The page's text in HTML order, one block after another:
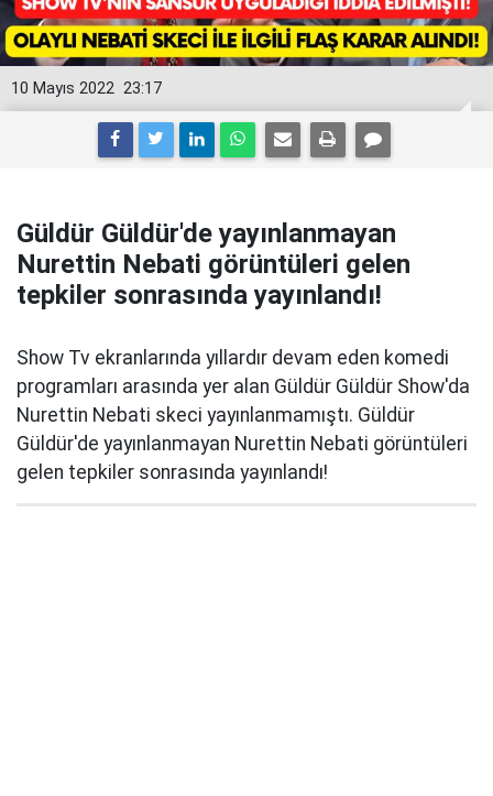
23:17
10 Mayıs 2022
Güldür Güldür'de yayınlanmayan
Nurettin Nebati görüntüleri gelen
tepkiler sonrasında yayınlandı!
Show Tv ekranlarında yıllardır devam eden komedi
programları arasında yer alan Güldür Güldür Show'da
Nurettin Nebati skeci yayınlanmamıştı. Güldür
Güldür'de yayınlanmayan Nurettin Nebati görüntüleri
gelen tepkiler sonrasında yayınlandı!